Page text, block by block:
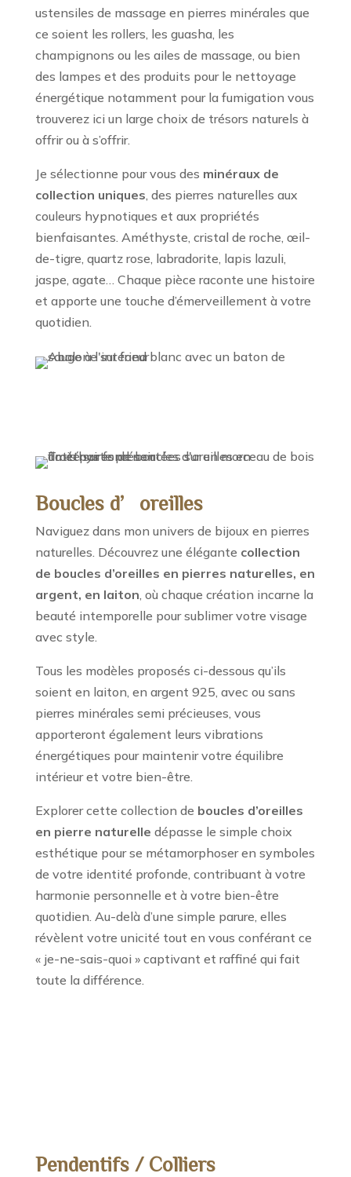
ustensiles de massage en pierres minérales que
ce soient les rollers, les guasha, les
champignons ou les ailes de massage, ou bien
des lampes et des produits pour le nettoyage
énergétique notamment pour la fumigation vous
trouverez ici un large choix de trésors naturels à
offrir ou à s’offrir.
Je sélectionne pour vous des minéraux de
collection uniques, des pierres naturelles aux
couleurs hypnotiques et aux propriétés
bienfaisantes. Améthyste, cristal de roche, œil-
de-tigre, quartz rose, labradorite, lapis lazuli,
jaspe, agate… Chaque pièce raconte une histoire
et apporte une touche d’émerveillement à votre
quotidien.
Boucles d’oreilles
Naviguez dans mon univers de bijoux en pierres
naturelles. Découvrez une élégante collection
de boucles d’oreilles en pierres naturelles, en
argent, en laiton, où chaque création incarne la
beauté intemporelle pour sublimer votre visage
avec style.
Tous les modèles proposés ci-dessous qu’ils
soient en laiton, en argent 925, avec ou sans
pierres minérales semi précieuses, vous
apporteront également leurs vibrations
énergétiques pour maintenir votre équilibre
intérieur et votre bien-être.
Explorer cette collection de boucles d’oreilles
en pierre naturelle dépasse le simple choix
esthétique pour se métamorphoser en symboles
de votre identité profonde, contribuant à votre
harmonie personnelle et à votre bien-être
quotidien. Au-delà d’une simple parure, elles
révèlent votre unicité tout en vous conférant ce
« je-ne-sais-quoi » captivant et raffiné qui fait
toute la différence.
Pendentifs / Colliers